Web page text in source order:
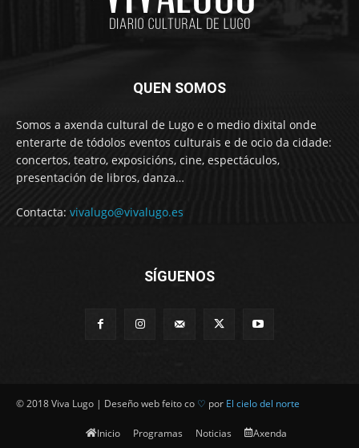
QUEN SOMOS
Somos a axenda cultural de Lugo e o medio dixital onde
enterarte de tódolos eventos culturais e de ocio da cidade:
concertos, teatro, exposicións, cine, espectáculos,
presentación de libros, danza…
Contacta: vivalugo@vivalugo.es
SÍGUENOS
© 2018 Viva Lugo | Deseño web feito co ♡ por El cielo del norte
Inicio Programas Noticias Axenda